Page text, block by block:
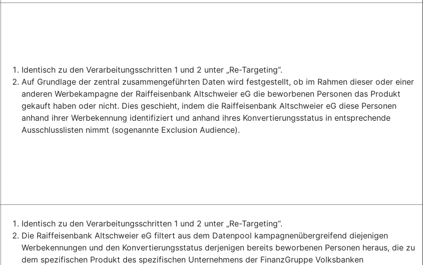
Identisch zu den Verarbeitungsschritten 1 und 2 unter „Re-Targeting“.
Auf Grundlage der zentral zusammengeführten Daten wird festgestellt, ob im Rahmen dieser oder einer
anderen Werbekampagne der Raiffeisenbank Altschweier eG die beworbenen Personen das Produkt
gekauft haben oder nicht. Dies geschieht, indem die Raiffeisenbank Altschweier eG diese Personen
anhand ihrer Werbekennung identifiziert und anhand ihres Konvertierungsstatus in entsprechende
Ausschlusslisten nimmt (sogenannte Exclusion Audience).
Identisch zu den Verarbeitungsschritten 1 und 2 unter „Re-Targeting“.
Die Raiffeisenbank Altschweier eG filtert aus dem Datenpool kampagnenübergreifend diejenigen
Werbekennungen und den Konvertierungsstatus derjenigen bereits beworbenen Personen heraus, die zu
dem spezifischen Produkt des spezifischen Unternehmens der FinanzGruppe Volksbanken